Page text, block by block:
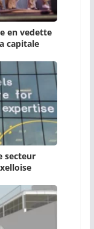
en vedette
capitale
secteur